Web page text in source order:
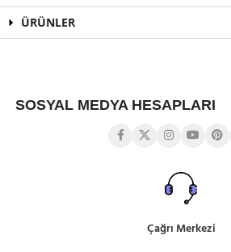
ÜRÜNLER
SOSYAL MEDYA HESAPLARI
Çağrı Merkezi